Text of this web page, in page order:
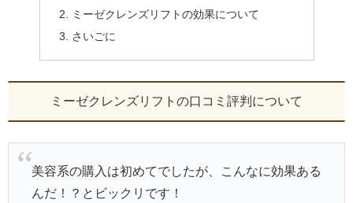
ミーゼクレンズリフトの効果について
さいごに
ミーゼクレンズリフトの口コミ評判について
美容系の購入は初めてでしたが、こんなに効果ある
んだ！？とビックリです！